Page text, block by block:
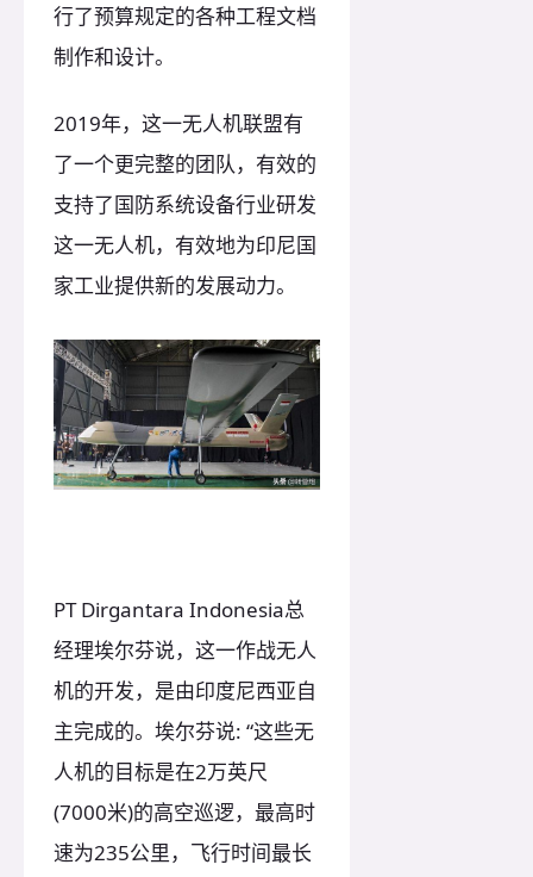
行了预算规定的各种工程文档
制作和设计。
2019年，这一无人机联盟有
了一个更完整的团队，有效的
支持了国防系统设备行业研发
这一无人机，有效地为印尼国
家工业提供新的发展动力。
PT Dirgantara Indonesia总
经理埃尔芬说，这一作战无人
机的开发，是由印度尼西亚自
主完成的。埃尔芬说: “这些无
人机的目标是在2万英尺
(7000米)的高空巡逻，最高时
速为235公里，飞行时间最长